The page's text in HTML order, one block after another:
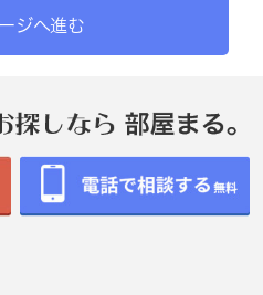
ジへ進む